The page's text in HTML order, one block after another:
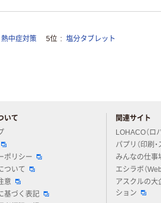
熱中症対策 5位 塩分タブレット
いて
ポリシー
ついて
意
基づく表記
関連サイト
LOHACO（ロ
パプリ（印刷・
みんなの仕事
エシラボ（
アスクルの大
ション